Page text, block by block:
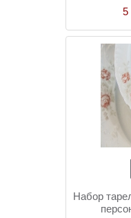
5
Набор